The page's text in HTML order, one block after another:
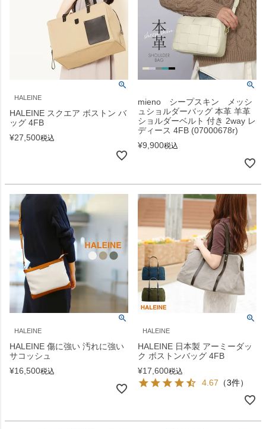
HALEINE
HALEINE スクエア ボストン バ
ッグ 4FB
¥27,500税込
mieno シープスキン メッシ
ュショルダーバッグ 本革 羊革
ショルダーベルト 付き 2way レ
ディース 4FB (07000678r)
¥9,900税込
HALEINE
HALEINE 傷に強い 汚れに強い
サコッシュ
¥16,500税込
HALEINE
HALEINE 日本製 アーミーダッ
ク ボストンバッグ 4FB
¥17,600税込
4.67 （3件）